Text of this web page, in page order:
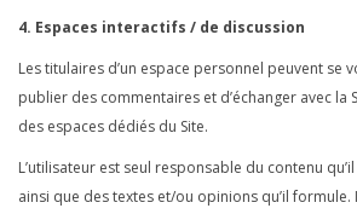
4. Espaces interactifs / de discussion
Les titulaires d’un espace personnel peuvent se
publier des commentaires et d’échanger avec la
des espaces dédiés du Site.
L’utilisateur est seul responsable du contenu
ainsi que des textes et/ou opinions qu’il formule.